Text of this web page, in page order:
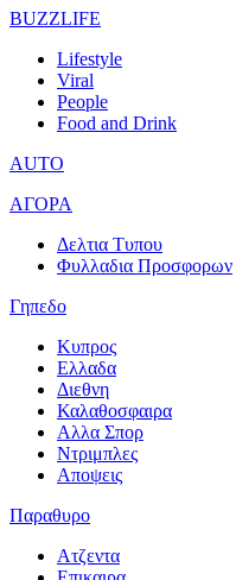
BUZZLIFE
Lifestyle
Viral
People
Food and Drink
AUTO
ΑΓΟΡΑ
Δελτια Τυπου
Φυλλαδια Προσφορων
Γηπεδο
Κυπρος
Ελλαδα
Διεθνη
Καλαθοσφαιρα
Αλλα Σπορ
Ντριμπλες
Αποψεις
Παραθυρο
Ατζεντα